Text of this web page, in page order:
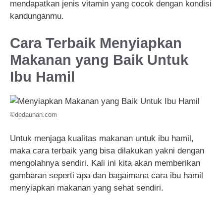
mendapatkan jenis vitamin yang cocok dengan kondisi
kandunganmu.
Cara Terbaik Menyiapkan
Makanan yang Baik Untuk
Ibu Hamil
©dedaunan.com
Untuk menjaga kualitas makanan untuk ibu hamil,
maka cara terbaik yang bisa dilakukan yakni dengan
mengolahnya sendiri. Kali ini kita akan memberikan
gambaran seperti apa dan bagaimana cara ibu hamil
menyiapkan makanan yang sehat sendiri.